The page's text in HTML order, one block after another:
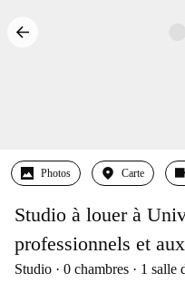
Photos Carte
Studio à louer à
professionnels et
Studio 0 chambres 1 salle